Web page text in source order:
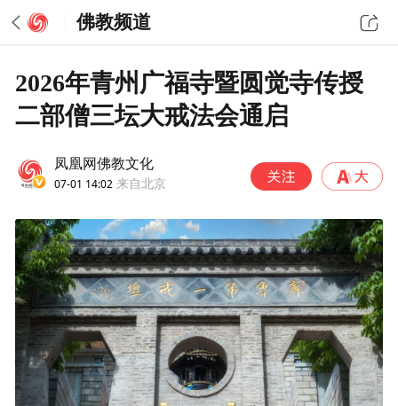
佛教频道
2026年青州广福寺暨圆觉寺传授
二部僧三坛大戒法会通启
凤凰网佛教文化
07-01 14:02 来自北京